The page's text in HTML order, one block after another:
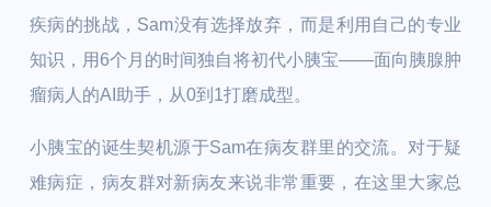
疾病的挑战，Sam没有选择放弃，而是利用自己的专业
知识，用6个月的时间独自将初代小胰宝——面向胰腺肿
瘤病人的AI助手，从0到1打磨成型。
小胰宝的诞生契机源于Sam在病友群里的交流。对于疑
难病症，病友群对新病友来说非常重要，在这里大家总